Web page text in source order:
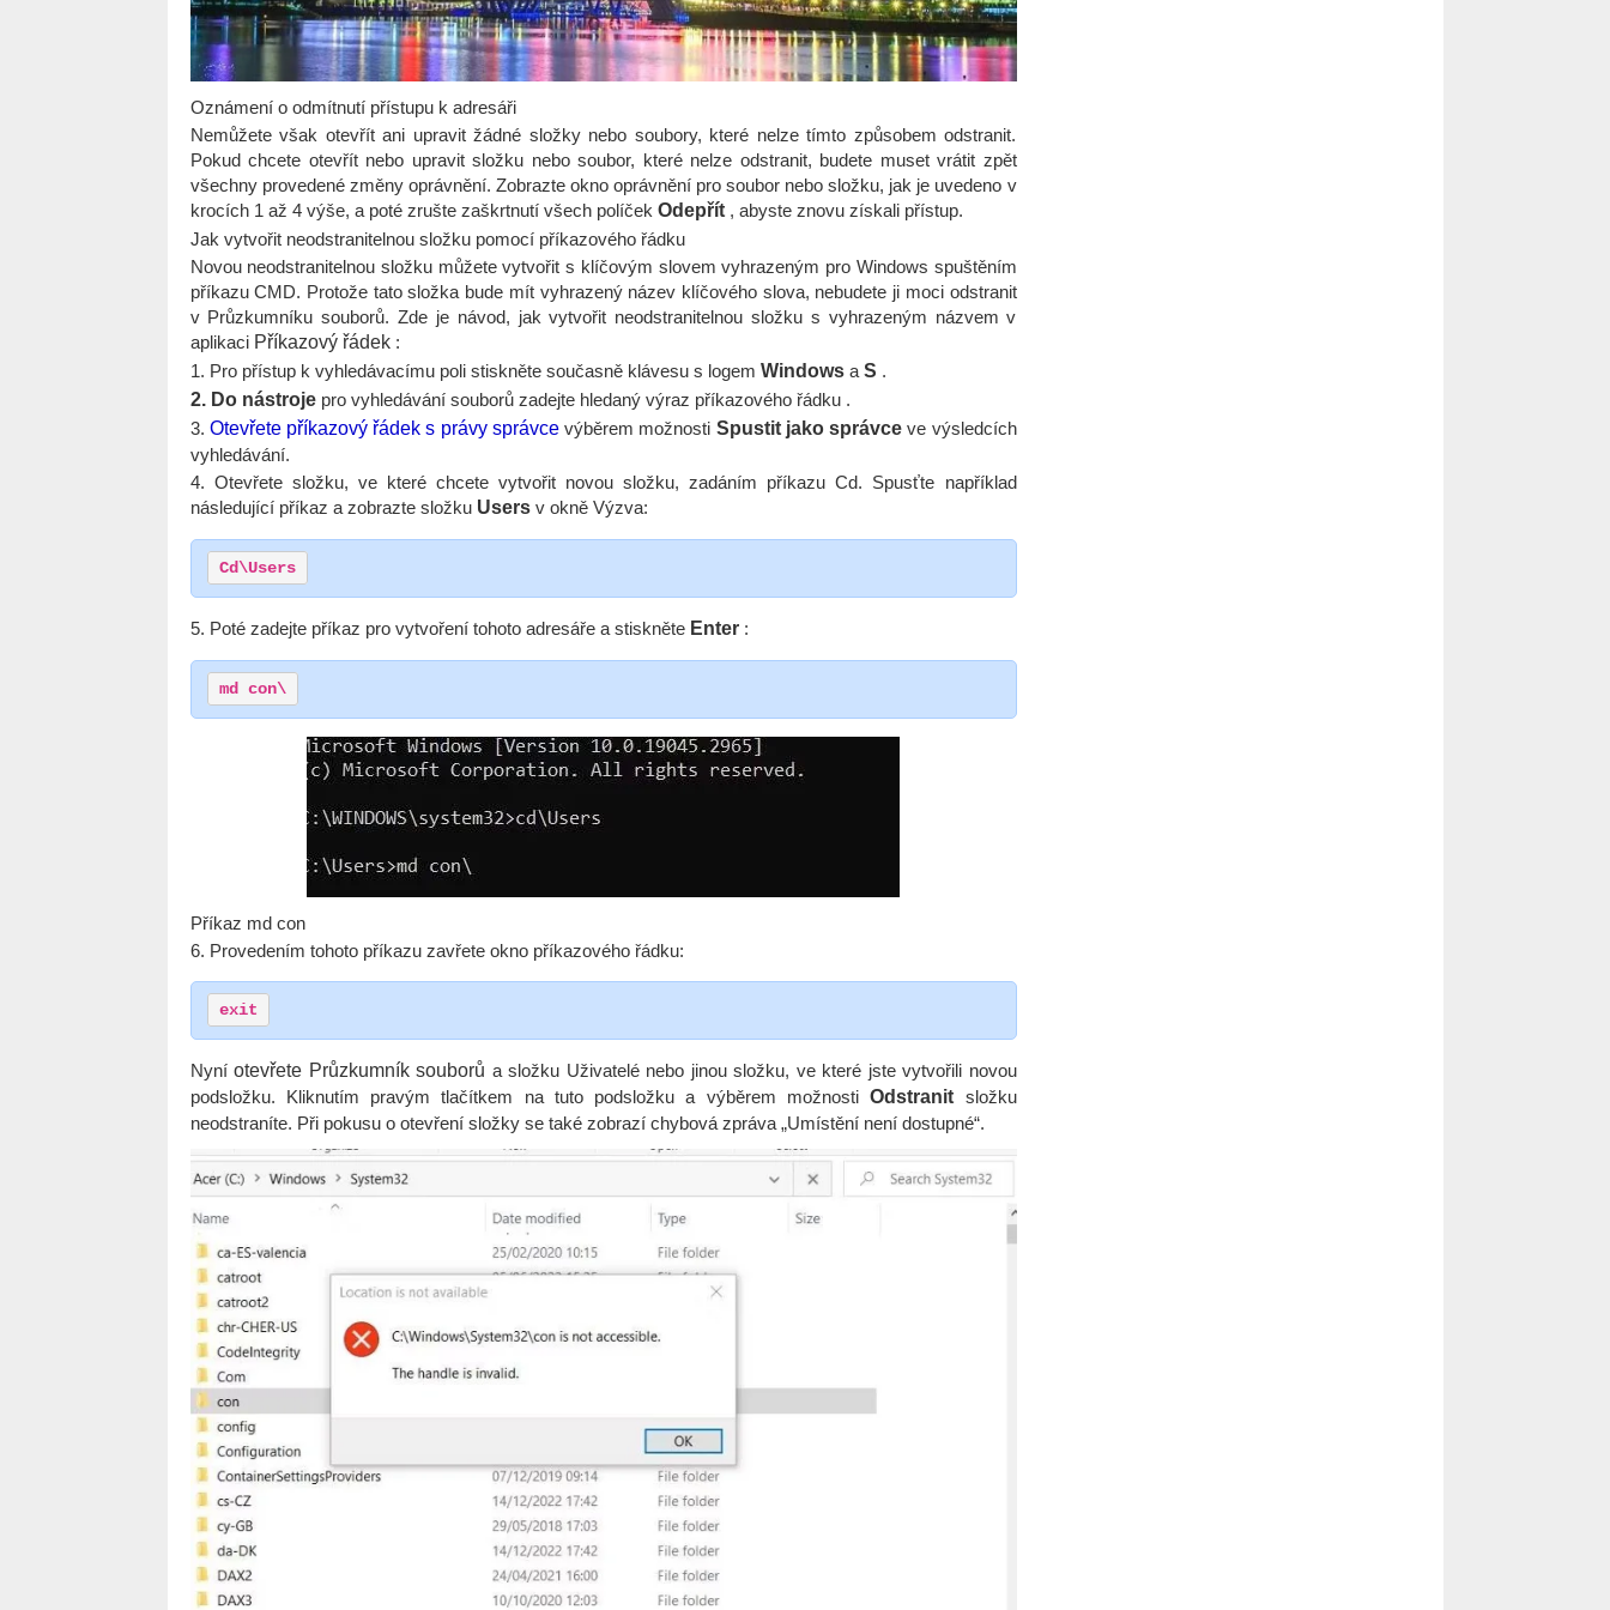
Oznámení o odmítnutí přístupu k adresáři
Nemůžete však otevřít ani upravit žádné složky nebo soubory, které nelze tímto způsobem odstranit.
Pokud chcete otevřít nebo upravit složku nebo soubor, které nelze odstranit, budete muset vrátit zpět
všechny provedené změny oprávnění. Zobrazte okno oprávnění pro soubor nebo složku, jak je uvedeno v
krocích 1 až 4 výše, a poté zrušte zaškrtnutí všech políček Odepřít, abyste znovu získali přístup.
Jak vytvořit neodstranitelnou složku pomocí příkazového řádku
Novou neodstranitelnou složku můžete vytvořit s klíčovým slovem vyhrazeným pro Windows spuštěním
příkazu CMD. Protože tato složka bude mít vyhrazený název klíčového slova, nebudete ji moci odstranit
v Průzkumníku souborů. Zde je návod, jak vytvořit neodstranitelnou složku s vyhrazeným názvem v
aplikaci Příkazový řádek:
1. Pro přístup k vyhledávacímu poli stiskněte současně klávesu s logem Windowsa S .
2. Do nástrojepro vyhledávání souborů zadejte hledaný výraz příkazového řádku .
3. Otevřete příkazový řádek s právy správcevýběrem možnosti Spustit jako správce ve výsledcích
vyhledávání.
4. Otevřete složku, ve které chcete vytvořit novou složku, zadáním příkazu Cd. Spusťte například
následující příkaz a zobrazte složku Usersv okně Výzva:
Cd\Users
5. Poté zadejte příkaz pro vytvoření tohoto adresáře a stiskněte Enter:
md con\
Příkaz md con
6. Provedením tohoto příkazu zavřete okno příkazového řádku:
exit
Nyní otevřete Průzkumník souborů a složku Uživatelé nebo jinou složku, ve které jste vytvořili novou
podsložku. Kliknutím pravým tlačítkem na tuto podsložku a výběrem možnostiOdstranit složku
neodstraníte. Při pokusu o otevření složky se také zobrazí chybová zpráva „Umístění není dostupné“.